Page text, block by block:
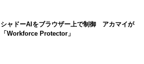
シャドーAIをブラウザー上で制御 アカマイが
「Workforce Protector」